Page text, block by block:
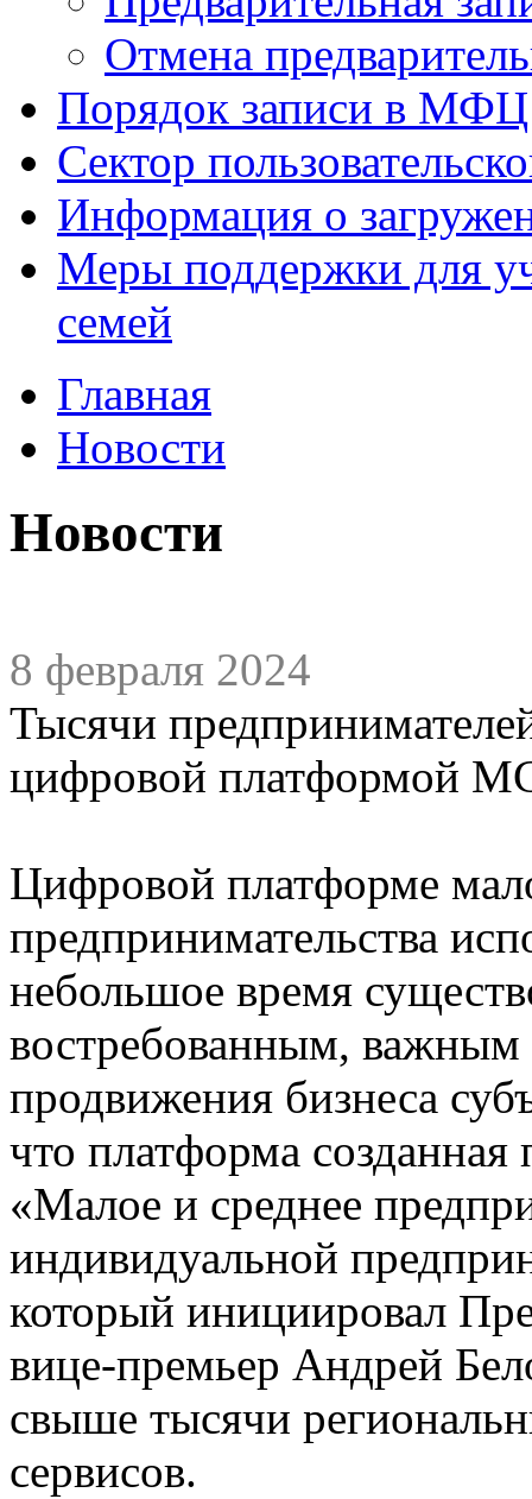
Отмена
Порядок записи в МФЦ
Сектор
Информация о
Меры поддержки для
семей
Главная
Новости
Новости
8 февраля 2024
Тысячи
цифровой платформой
Цифровой платформе
предпринимательства
небольшое время
востребованным, важным
продвижения бизнеса
что платформа
«Малое и среднее
индивидуальной
который инициировал
вице-премьер Андрей
свыше тысячи
сервисов.